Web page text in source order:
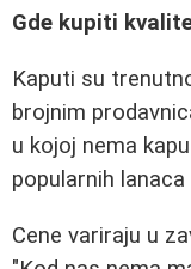
Gde kupiti
Kaputi su
brojnim
u kojoj nema
popularnih
Cene variraju u